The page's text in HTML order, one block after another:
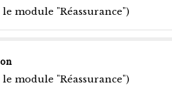
module "Réassurance")
module "Réassurance")